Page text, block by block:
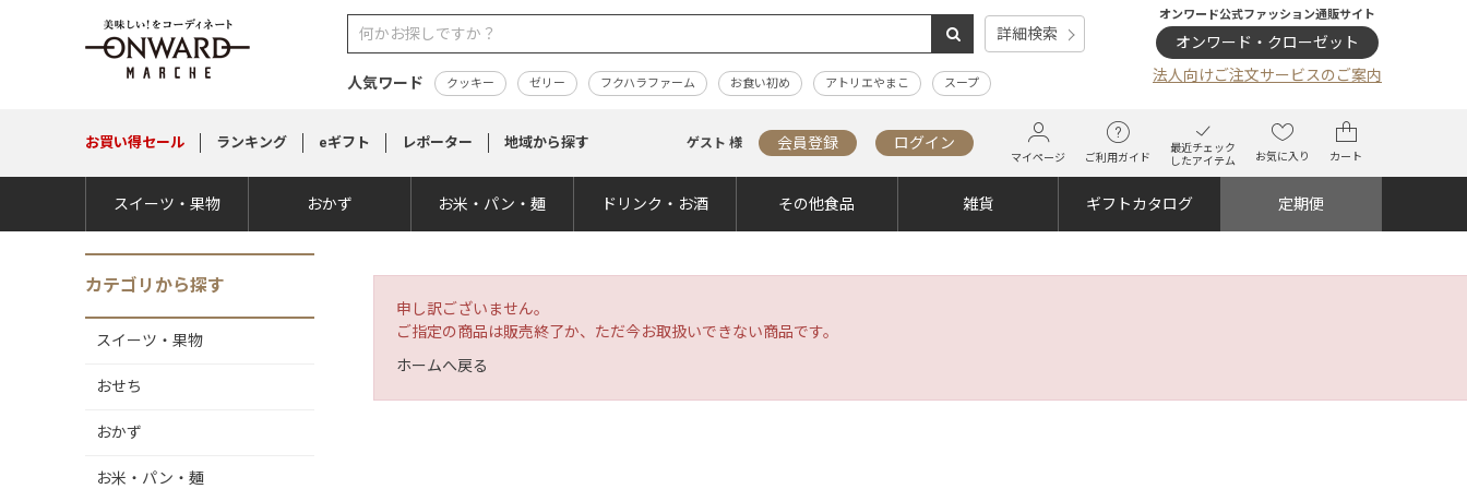
詳細検索
人気ワード クッキー ゼリー フクハラファーム お食い初め アトリエやまこ スープ
オンワード公式ファッション通販サイト
オンワード・クローゼット
法人向けご注文サービスのご案内
お買い得セール ランキング eギフト レポーター 地域から探す ゲスト 様 会員登録 ログイン
マイページ ご利用ガイド
最近チェック
したアイテム
お気に入り カート
スイーツ・果物 おかず お米・パン・麺 ドリンク・お酒 その他食品 雑貨 ギフトカタログ 定期便
カテゴリから探す
スイーツ・果物
おせち
おかず
お米・パン・麺
申し訳ございません。
ご指定の商品は販売終了か、ただ今お取扱いできない商品です。
ホームへ戻る